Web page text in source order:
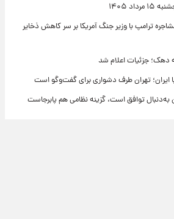
۱۴۰۵
ترامپ با وزیر جنگ آمریکا بر سر کاهش ذخایر
دهک؛ جزئیات اعلام شد
تهران طرف دشواری برای گفت‌وگو است
به‌دنبال توافق است، گزینه نظامی هم پابرجاست